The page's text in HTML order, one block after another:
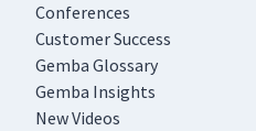
Conferences
Customer Success
Gemba Glossary
Gemba Insights
New Videos